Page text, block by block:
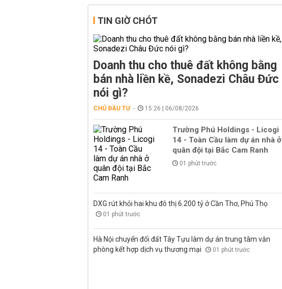
TIN GIỜ CHÓT
Doanh thu cho thuê đất không bằng
bán nhà liền kề, Sonadezi Châu Đức
nói gì?
CHỦ ĐẦU TƯ 15:26 | 06/08/2026
Trường Phú Holdings - Licogi
14 - Toàn Cầu làm dự án nhà ở
quân đội tại Bắc Cam Ranh
01 phút trước
DXG rút khỏi hai khu đô thị 6.200 tỷ ở Cần Thơ, Phú Thọ
01 phút trước
Hà Nội chuyển đổi đất Tây Tựu làm dự án trung tâm văn
phòng kết hợp dịch vụ thương mại
01 phút trước